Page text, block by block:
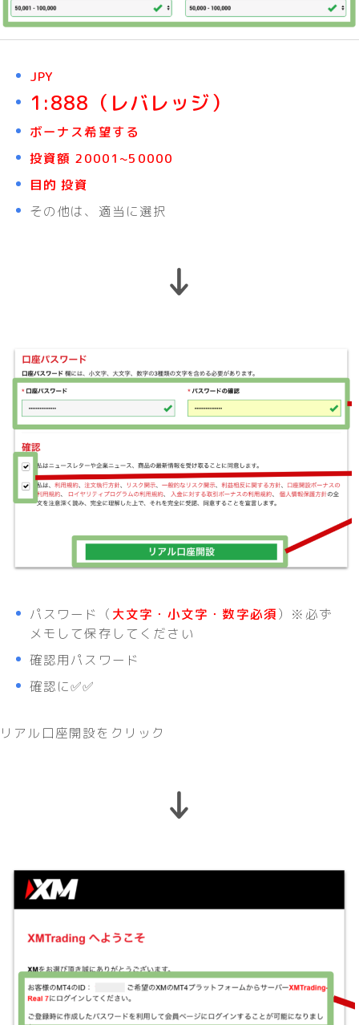
JPY
1:888（レバレッジ）
ボーナス希望する
投資額 20001~50000
目的 投資
その他は、適当に選択
↓
パスワード（ 大文字・小文字・数字必須）※必ず
メモして保存してください
確認用パスワード
確認に✅✅
リアル口座開設をクリック
↓